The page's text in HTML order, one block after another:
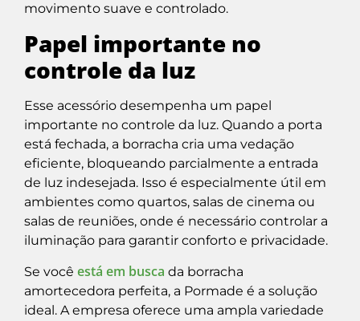
movimento suave e controlado.
Papel importante no
controle da luz
Esse acessório desempenha um papel
importante no controle da luz. Quando a porta
está fechada, a borracha cria uma vedação
eficiente, bloqueando parcialmente a entrada
de luz indesejada. Isso é especialmente útil em
ambientes como quartos, salas de cinema ou
salas de reuniões, onde é necessário controlar a
iluminação para garantir conforto e privacidade.
Se você está em busca da borracha
amortecedora perfeita, a Pormade é a solução
ideal. A empresa oferece uma ampla variedade